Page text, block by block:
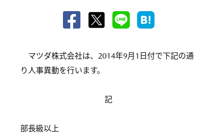
マツダ株式会社は、2014年9月1日付で下記の通
り人事異動を行います。
記
部長級以上